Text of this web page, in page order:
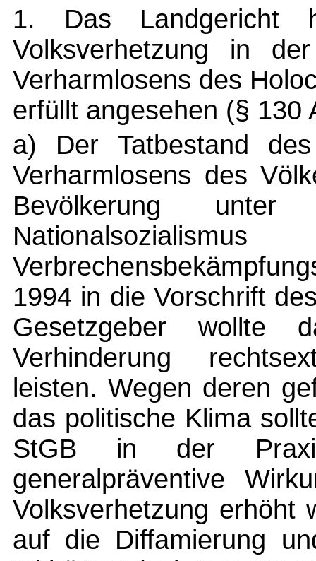
1. Das Landgericht
Volksverhetzung in
Verharmlosens des
erfüllt angesehen (§ 130
a) Der Tatbestand
Verharmlosens des
Bevölkerung
1994 in die Vorschrift
Gesetzgeber wollte
Verhinderung
leisten. Wegen deren
das politische Klima
StGB in der
generalpräventive
Volksverhetzung erhöht
auf die Diffamierung